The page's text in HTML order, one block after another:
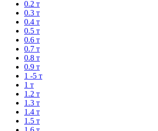
0.2 т
0.3 т
0.4 т
0.5 т
0.6 т
0.7 т
0.8 т
0.9 т
1 -5 т
1 т
1.2 т
1.3 т
1.4 т
1.5 т